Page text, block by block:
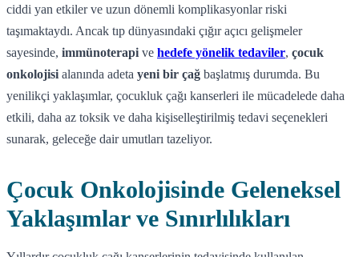
ciddi yan etkiler ve uzun dönemli komplikasyonlar riski
taşımaktaydı. Ancak tıp dünyasındaki çığır açıcı gelişmeler
sayesinde, immünoterapi ve hedefe yönelik tedaviler, çocuk
onkolojisi alanında adeta yeni bir çağ başlatmış durumda. Bu
yenilikçi yaklaşımlar, çocukluk çağı kanserleri ile mücadelede daha
etkili, daha az toksik ve daha kişiselleştirilmiş tedavi seçenekleri
sunarak, geleceğe dair umutları tazeliyor.
Çocuk Onkolojisinde Geleneksel
Yaklaşımlar ve Sınırlılıkları